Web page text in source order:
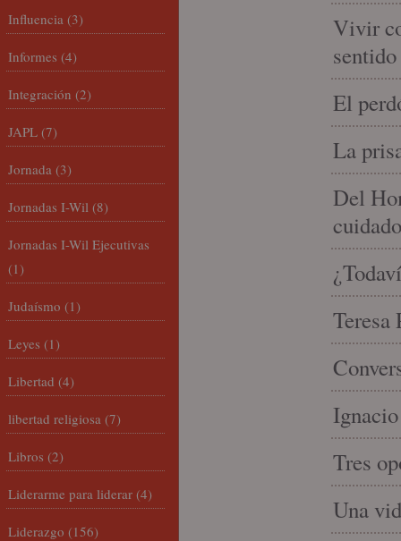
Vivir
El
La
Del
cuidado
Teresa
Tres
Una
Influencia (3)
Informes (4)
Integración (2)
JAPL (7)
Jornada (3)
Jornadas I-Wil (8)
Jornadas I-Wil Ejecutivas
(1)
Judaísmo (1)
Leyes (1)
Libertad (4)
libertad religiosa (7)
Libros (2)
Liderarme para liderar (4)
Liderazgo (156)